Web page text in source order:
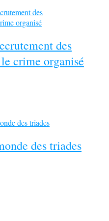
des
crime organisé
des triades